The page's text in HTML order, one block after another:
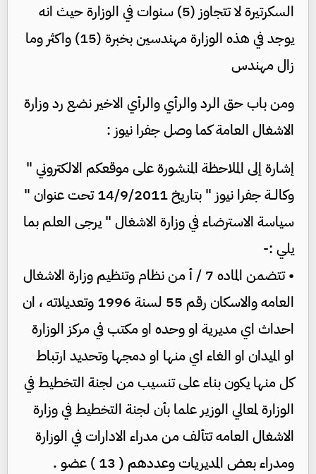
السكرتيرة لا تتجاوز (5) سنوات في الوزارة حيث انه
يوجد في هذه الوزارة مهندسين بخبرة (15) واكثر وما
زال مهندس
ومن باب حق الرد والرأي والرأي الاخير نضع رد وزارة
الاشغال العامة كما وصل جفرا نيوز :
إشارة إلى الملاحظة المنشورة على موقعكم الالكتروني "
وكالــة جفرا نيوز " بتاريخ 14/9/2011 تحت عنوان "
سياسة الاسترضاء في وزارة الاشغال " يرجى العلم بما
يلي :-
• تتضمن الماده 7 / أ من نظام وتنظيم وزارة الاشغال
العامه والاسكان رقم 55 لسنة 1996 وتعديلاته ، ان
احداث اي مديرية او وحده او مكتب في مركز الوزارة
او الميدان او الغاء اي منها او دمجها وتحديد ارتباط
كل منها يكون بناء على تنسيب من لجنة التخطيط في
الوزارة لمعالي الوزير علما بأن لجنة التخطيط في وزارة
الاشغال العامه تتألف من مدراء الادارات في الوزارة
ومدراء بعض المديريات وعددهم ( 13 ) عضو .